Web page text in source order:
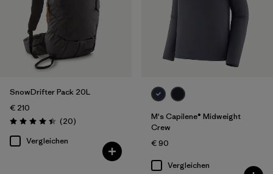
SnowDrifter Pack 20L
€ 210
Bewertung: 4.4 / 5
(20Rezensionen
)
Vergleichen
M's Capilene® Midweight
Crew
€ 90
Vergleichen